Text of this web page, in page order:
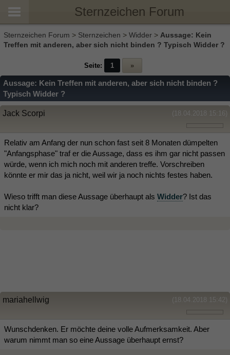
Sternzeichen Forum
Sternzeichen Forum > Sternzeichen > Widder > Aussage: Kein
Treffen mit anderen, aber sich nicht binden ? Typisch Widder ?
Seite: 1 »
Aussage: Kein Treffen mit anderen, aber sich nicht binden ?
Typisch Widder ?
(18.04.2018 15:16)
Jack Scorpi
Relativ am Anfang der nun schon fast seit 8 Monaten dümpelten
"Anfangsphase" traf er die Aussage, dass es ihm gar nicht passen
würde, wenn ich mich noch mit anderen treffe. Vorschreiben
könnte er mir das ja nicht, weil wir ja noch nichts festes haben.
Wieso trifft man diese Aussage überhaupt als Widder? Ist das
nicht klar?
(18.04.2018 15:42)
mariahellwig
Wunschdenken. Er möchte deine volle Aufmerksamkeit. Aber
warum nimmt man so eine Aussage überhaupt ernst?